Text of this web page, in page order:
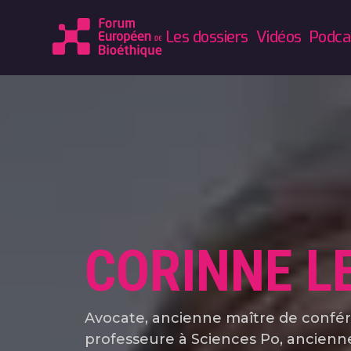
Les dossiers Vidéos
CORINNE
Avocate, ancienne maître de
professeure à Sciences Po,